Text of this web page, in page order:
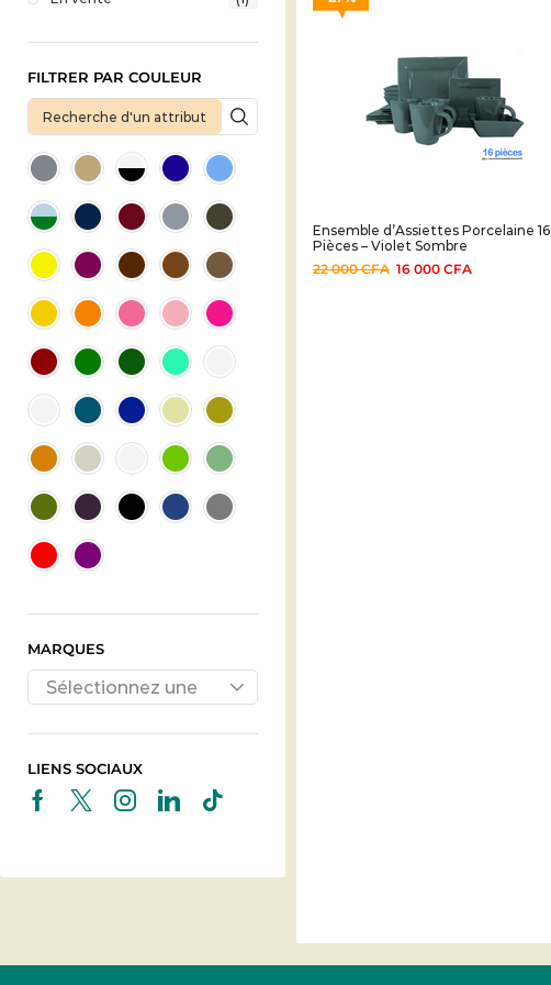
FILTRER PAR COULEUR
MARQUES
Sélectionnez une
LIENS SOCIAUX
Ensemble d’Assiettes Porcelaine 16
Pièces – Violet Sombre
22 000CFA 16 000 CFA